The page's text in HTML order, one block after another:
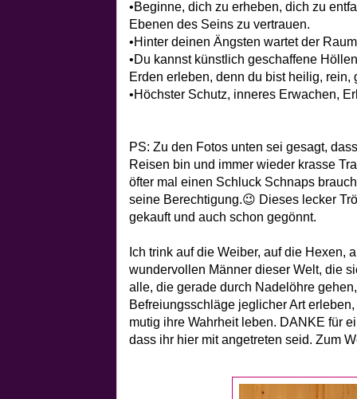
•Beginne, dich zu erheben, dich zu
Ebenen des Seins zu vertrauen.
•Hinter deinen Ängsten wartet der
•Du kannst künstlich geschaffene
Erden erleben, denn du bist heilig, rein,
•Höchster Schutz, inneres Erwachen,
PS: Zu den Fotos unten sei gesagt,
Reisen bin und immer wieder krasse
öfter mal einen Schluck Schnaps
seine Berechtigung.😉 Dieses lecker
gekauft und auch schon gegönnt.
Ich trink auf die Weiber, auf die Hexen,
wundervollen Männer dieser Welt, die
alle, die gerade durch Nadelöhre
Befreiungsschläge jeglicher Art
mutig ihre Wahrheit leben. DANKE für
dass ihr hier mit angetreten seid. Zum